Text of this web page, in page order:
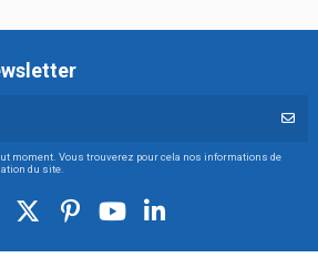
moment. Vous trouverez pour cela nos informations de
du site.